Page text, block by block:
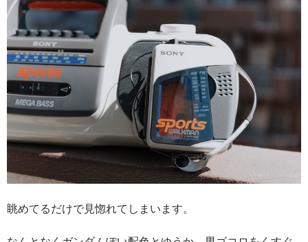
眺めてるだけで見惚れてしまいます。